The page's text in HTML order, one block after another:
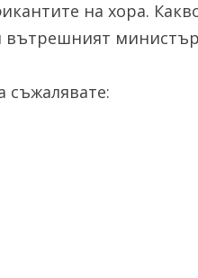
на хора.
вътрешният